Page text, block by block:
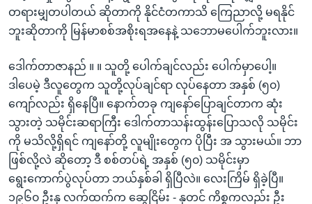
တရားမျှတပါတယ် ဆိုတာကို နိုင်ငံတကာသိ ကြေညာလို့ မရနိုင်
ဘူးဆိုတာကို မြန်မာစစ်အစိုးရအနေနဲ့ သဘောမပေါက်ဘူးလား။
ဒေါက်တာဇာနည် ။ ။ သူတို့ ပေါက်ချင်လည်း ပေါက်မှာပေါ့။
ဒါပေမဲ့ ဒီလူတွေက သူတို့လုပ်ချင်ရာ လုပ်နေတာ အနှစ် (၅၀)
ကျော်လည်း ရှိနေပြီ။ နောက်တခု ကျနော်ပြောချင်တာက ဆုံး
သွားတဲ့ သမိုင်းဆရာကြီး ဒေါက်တာသန်းထွန်းပြောသလို သမိုင်း
ကို မသိလို့ရှိရင် ကျနော်တို့ လူမျိုးတွေက ပိုပြီး အ သွားမယ်။ ဘာ
ဖြစ်လို့လဲ ဆိုတော့ ဒီ စစ်တပ်ရဲ့ အနှစ် (၅၀) သမိုင်းမှာ
ရွေးကောက်ပွဲလုပ်တာ ဘယ်နှစ်ခါ ရှိပြီလဲ။ လေးကြိမ် ရှိခဲ့ပြီ။
၁၉၆၀ ဦးနု လက်ထက်က ဆွေငြိမ်း - နုတင် ကိစ္စကလည်း ဦး